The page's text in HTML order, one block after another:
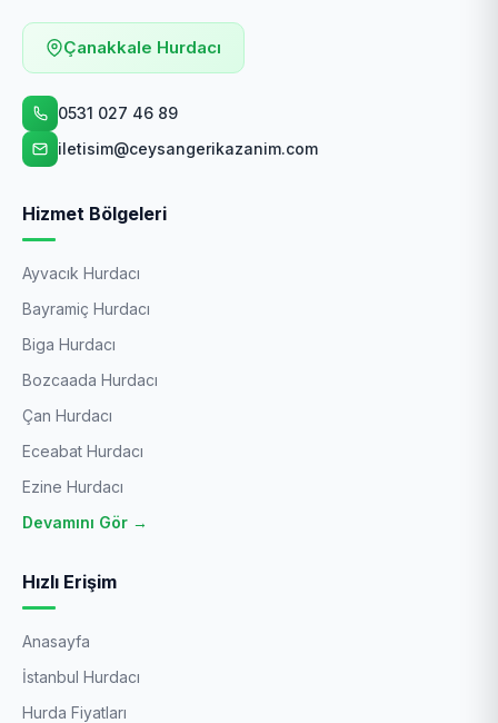
Çanakkale Hurdacı
0531 027 46 89
iletisim@ceysangerikazanim.com
Hizmet Bölgeleri
Ayvacık Hurdacı
Bayramiç Hurdacı
Biga Hurdacı
Bozcaada Hurdacı
Çan Hurdacı
Eceabat Hurdacı
Ezine Hurdacı
Devamını Gör →
Hızlı Erişim
Anasayfa
İstanbul Hurdacı
Hurda Fiyatları